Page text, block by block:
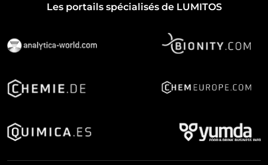
Les portails spécialisés de LUMITOS